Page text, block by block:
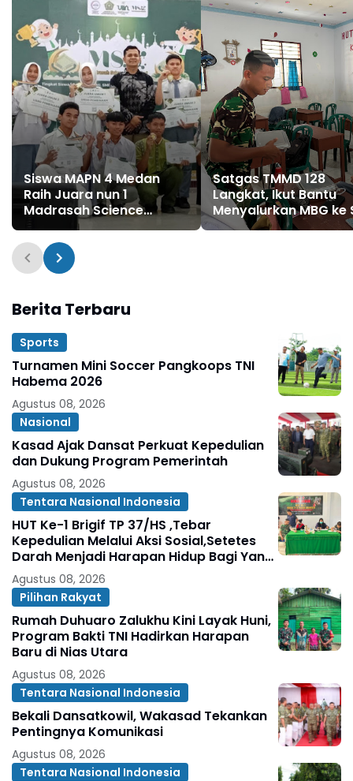
Siswa MAPN 4 Medan
Raih Juara nun 1
Madrasah Science
Olympiade (MSO)
Satgas TMMD 128
Langkat, Ikut Bantu
Menyalurkan MBG ke
Swasta Gebang
Berita Terbaru
Sports
Turnamen Mini Soccer Pangkoops TNI
Habema 2026
Agustus 08, 2026
Nasional
Kasad Ajak Dansat Perkuat Kepedulian
dan Dukung Program Pemerintah
Agustus 08, 2026
Tentara Nasional Indonesia
HUT Ke-1 Brigif TP 37/HS ,Tebar
Kepedulian Melalui Aksi Sosial,Setetes
Darah Menjadi Harapan Hidup Bagi Yang
Membutuhkan
Agustus 08, 2026
Pilihan Rakyat
Rumah Duhuaro Zalukhu Kini Layak Huni,
Program Bakti TNI Hadirkan Harapan
Baru di Nias Utara
Agustus 08, 2026
Tentara Nasional Indonesia
Bekali Dansatkowil, Wakasad Tekankan
Pentingnya Komunikasi
Agustus 08, 2026
Tentara Nasional Indonesia